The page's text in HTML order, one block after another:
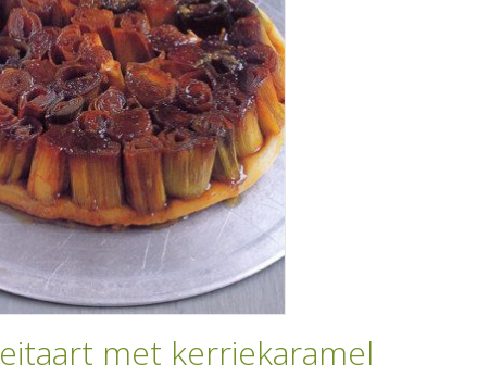
met kerriekaramel